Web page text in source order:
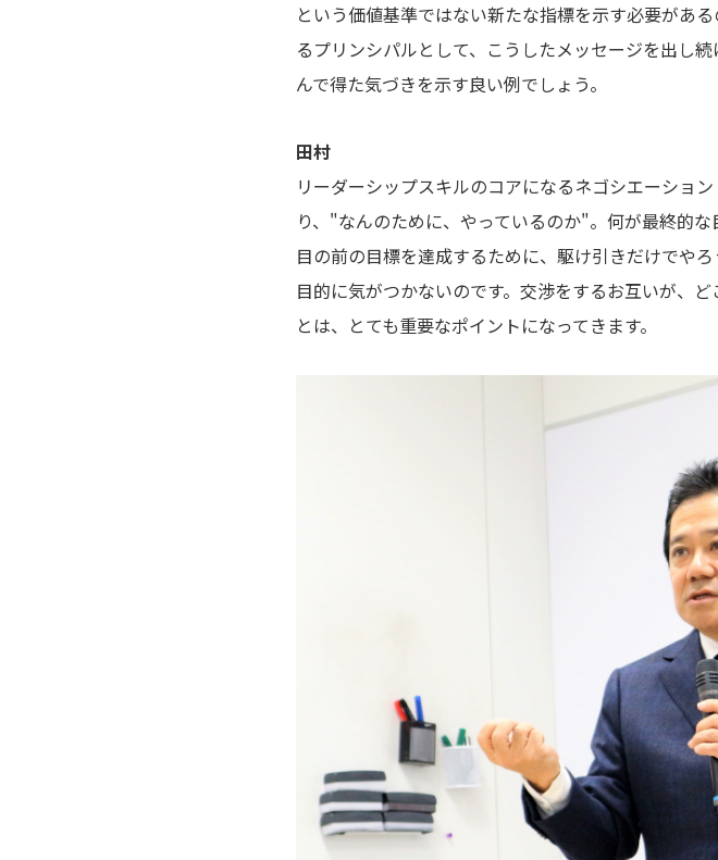
という価値基準ではない新たな指標を示す必要があ
るプリンシパルとして、こうしたメッセージを出し
んで得た気づきを示す良い例でしょう。
田村
リーダーシップスキルのコアになるネゴシエーショ
り、"なんのために、やっているのか"。何が最終的
目の前の目標を達成するために、駆け引きだけでや
目的に気がつかないのです。交渉をするお互いが、
とは、とても重要なポイントになってきます。